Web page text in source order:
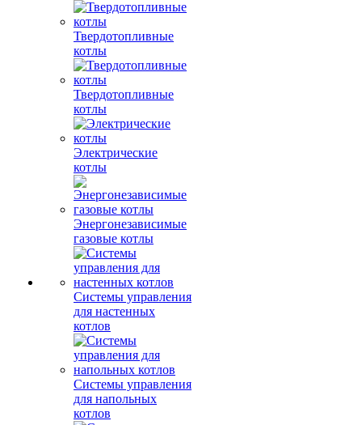
Твердотопливные
котлы
Твердотопливные
котлы
Электрические
котлы
Энергонезависимые
газовые котлы
Системы управления
для настенных
котлов
Системы управления
для напольных
котлов